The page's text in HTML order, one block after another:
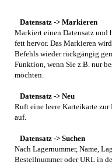
Datensatz -> Markieren
Markiert einen Datensatz und
fett hervor. Das Markieren
Befehls wieder rückgängig
Funktion, wenn Sie z.B. nur
möchten.
Datensatz -> Neu
Ruft eine leere Karteikarte zur
auf.
Datensatz -> Suchen
Nach Lagernummer, Name,
Bestellnummer oder URL in